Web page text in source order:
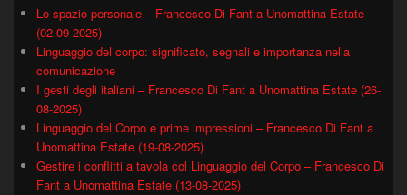
Lo spazio personale – Francesco Di Fant a Unomattina Estate
(02-09-2025)
Linguaggio del corpo: significato, segnali e importanza nella
comunicazione
I gesti degli italiani – Francesco Di Fant a Unomattina Estate (26-
08-2025)
Linguaggio del Corpo e prime impressioni – Francesco Di Fant a
Unomattina Estate (19-08-2025)
Gestire i conflitti a tavola col Linguaggio del Corpo – Francesco Di
Fant a Unomattina Estate (13-08-2025)